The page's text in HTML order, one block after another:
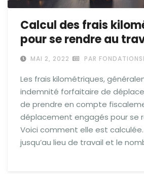
Calcul des frais
pour se rendre au
MAI 2, 2022 PAR
Les frais kilométriques,
indemnité forfaitaire de
de prendre en compte
déplacement engagés pour se
Voici comment elle est
jusqu’au lieu de travail et le